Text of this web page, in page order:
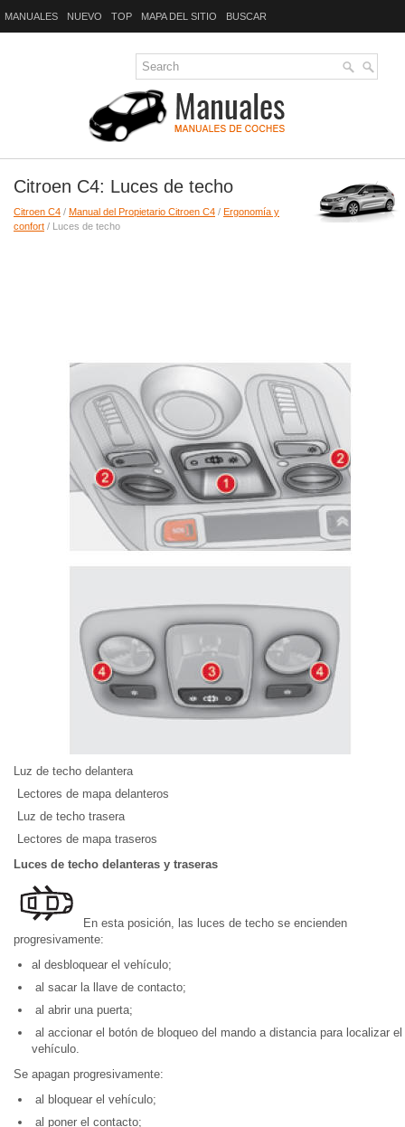
MANUALES NUEVO TOP MAPA DEL SITIO BUSCAR
Citroen C4: Luces de techo
Citroen C4 / Manual del Propietario Citroen C4 / Ergonomía y
confort / Luces de techo
Luz de techo delantera
Lectores de mapa delanteros
Luz de techo trasera
Lectores de mapa traseros
Luces de techo delanteras y traseras
En esta posición, las luces de techo se encienden
progresivamente:
al desbloquear el vehículo;
al sacar la llave de contacto;
al abrir una puerta;
al accionar el botón de bloqueo del mando a distancia para localizar el
vehículo.
Se apagan progresivamente:
al bloquear el vehículo;
al poner el contacto;